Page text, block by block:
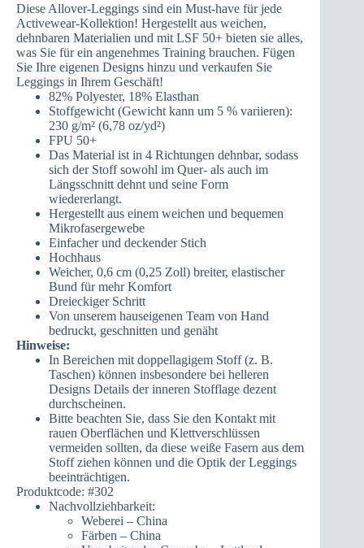
Diese Allover-Leggings sind ein Must-have für jede
Activewear-Kollektion! Hergestellt aus weichen,
dehnbaren Materialien und mit LSF 50+ bieten sie alles,
was Sie für ein angenehmes Training brauchen. Fügen
Sie Ihre eigenen Designs hinzu und verkaufen Sie
Leggings in Ihrem Geschäft!
82% Polyester, 18% Elasthan
Stoffgewicht (Gewicht kann um 5 % variieren):
230 g/m² (6,78 oz/yd²)
FPU 50+
Das Material ist in 4 Richtungen dehnbar, sodass
sich der Stoff sowohl im Quer- als auch im
Längsschnitt dehnt und seine Form
wiedererlangt.
Hergestellt aus einem weichen und bequemen
Mikrofasergewebe
Einfacher und deckender Stich
Hochhaus
Weicher, 0,6 cm (0,25 Zoll) breiter, elastischer
Bund für mehr Komfort
Dreieckiger Schritt
Von unserem hauseigenen Team von Hand
bedruckt, geschnitten und genäht
Hinweise:
In Bereichen mit doppellagigem Stoff (z. B.
Taschen) können insbesondere bei helleren
Designs Details der inneren Stofflage dezent
durchscheinen.
Bitte beachten Sie, dass Sie den Kontakt mit
rauen Oberflächen und Klettverschlüssen
vermeiden sollten, da diese weiße Fasern aus dem
Stoff ziehen können und die Optik der Leggings
beeinträchtigen.
Produktcode: #302
Nachvollziehbarkeit:
Weberei – China
Färben – China